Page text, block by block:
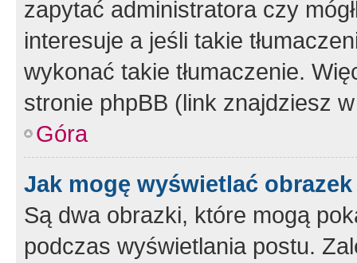
zapytać administratora czy
interesuje a jeśli takie
wykonać takie tłumaczenie.
stronie phpBB (link znajdziesz
Góra
Jak mogę wyświetlać
Są dwa obrazki, które mogą
podczas wyświetlania postu.